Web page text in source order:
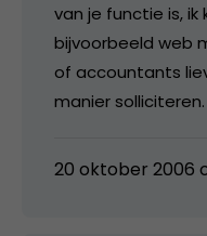
van je functie is,
bijvoorbeeld web
of accountants
manier solliciteren.
20 oktober 2006